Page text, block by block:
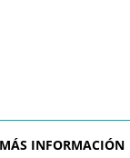
INFORMACIÓN